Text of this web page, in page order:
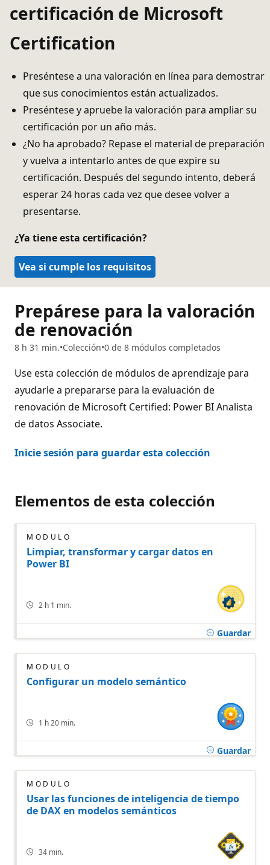
certificación de Microsoft
Certification
Preséntese a una valoración en línea para demostrar
que sus conocimientos están actualizados.
Preséntese y apruebe la valoración para ampliar su
certificación por un año más.
¿No ha aprobado? Repase el material de preparación
y vuelva a intentarlo antes de que expire su
certificación. Después del segundo intento, deberá
esperar 24 horas cada vez que desee volver a
presentarse.
¿Ya tiene esta certificación?
Vea si cumple los requisitos
Prepárese para la valoración
de renovación
8 h 31 min. Colección 0 de 8 módulos completados
Use esta colección de módulos de aprendizaje para
ayudarle a prepararse para la evaluación de
renovación de Microsoft Certified: Power BI Analista
de datos Associate.
Inicie sesión para guardar esta colección
Elementos de esta colección
MÓDULO
Limpiar, transformar y cargar datos en
Power BI
2 h 1 min.
Guardar
MÓDULO
Configurar un modelo semántico
1 h 20 min.
Guardar
MÓDULO
Usar las funciones de inteligencia de tiempo
de DAX en modelos semánticos
34 min.